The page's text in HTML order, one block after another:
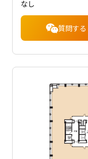
なし
質問する